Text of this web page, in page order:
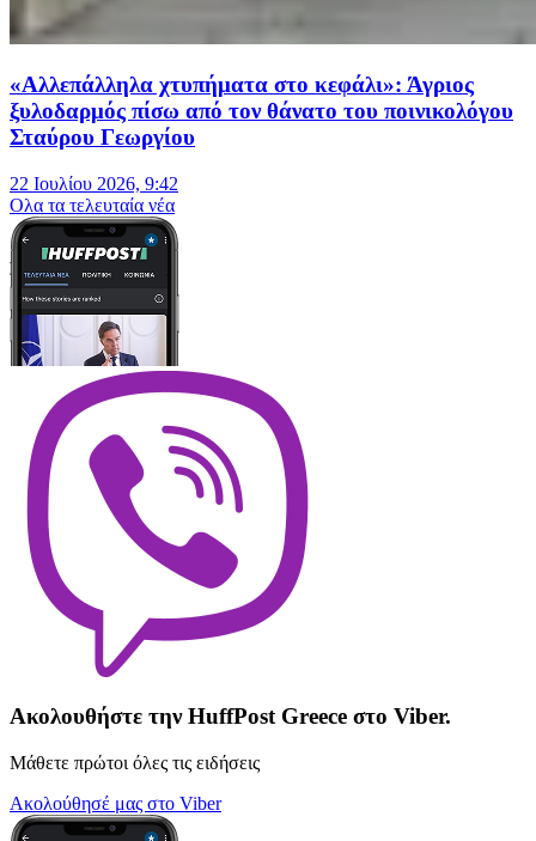
«Αλλεπάλληλα χτυπήματα στο κεφάλι»: Άγριος
ξυλοδαρμός πίσω από τον θάνατο του ποινικολόγου
Σταύρου Γεωργίου
22 Ιουλίου 2026, 9:42
Oλα τα τελευταία νέα
Ακολουθήστε την HuffPost Greece στο Viber.
Μάθετε πρώτοι όλες τις ειδήσεις
Ακολούθησέ μας στο Viber